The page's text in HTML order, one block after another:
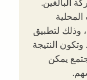
وذلك لتطبيق
النتيجة
يمكن